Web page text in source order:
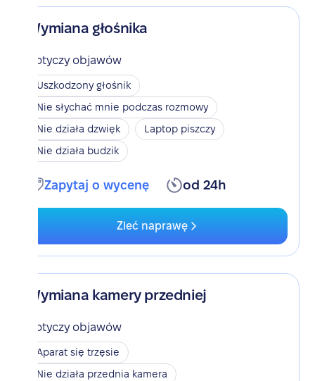
Wymiana głośnika
Dotyczy objawów
Uszkodzony głośnik
Nie słychać mnie podczas rozmowy
Nie działa dzwięk
Laptop piszczy
Nie działa budzik
Zapytaj o wycenę od 24h
Zleć naprawę
Wymiana kamery przedniej
Dotyczy objawów
Aparat się trzęsie
Nie działa przednia kamera